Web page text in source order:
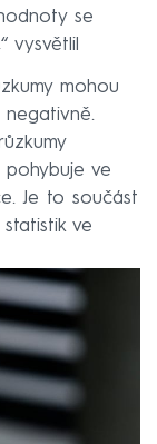
se
vysvětlil
mohou
ve
Je to součást
ve